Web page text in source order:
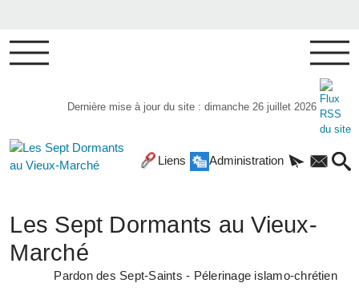
Dernière mise à jour du site : dimanche 26 juillet 2026
Liens Administration
Les Sept Dormants au Vieux-
Marché
Pardon des Sept-Saints - Pélerinage islamo-chrétien